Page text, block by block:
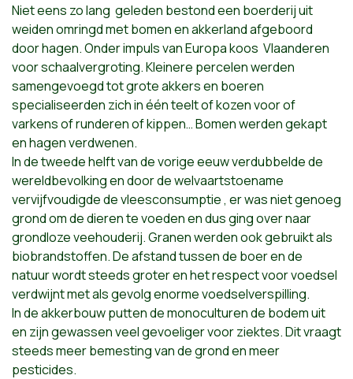
Niet eens zo lang geleden bestond een boerderij uit
weiden omringd met bomen en akkerland afgeboord
door hagen. Onder impuls van Europa koos Vlaanderen
voor schaalvergroting. Kleinere percelen werden
samengevoegd tot grote akkers en boeren
specialiseerden zich in één teelt of kozen voor of
varkens of runderen of kippen… Bomen werden gekapt
en hagen verdwenen.
In de tweede helft van de vorige eeuw verdubbelde de
wereldbevolking en door de welvaartstoename
vervijfvoudigde de vleesconsumptie , er was niet genoeg
grond om de dieren te voeden en dus ging over naar
grondloze veehouderij. Granen werden ook gebruikt als
biobrandstoffen. De afstand tussen de boer en de
natuur wordt steeds groter en het respect voor voedsel
verdwijnt met als gevolg enorme voedselverspilling.
In de akkerbouw putten de monoculturen de bodem uit
en zijn gewassen veel gevoeliger voor ziektes. Dit vraagt
steeds meer bemesting van de grond en meer
pesticides.